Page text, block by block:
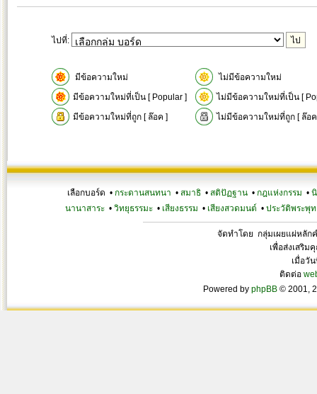
ไปที่:
มีข้อความใหม่
ไม่มีข้อความใหม่
มีข้อความใหม่ที่เป็น [ Popular ]
ไม่มีข้อความใหม่ที่เป็น [
มีข้อความใหม่ที่ถูก [ ล๊อค ]
ไม่มีข้อความใหม่ที่ถูก [ ล๊อ
เลือกบอร์ด • กระดานสนทนา • สมาธิ • สติปัฏฐาน • กฎแห่งกรรม •
นานาสาระ• วิทยุธรรมะ• เสียงธรรม • เสียงสวดมนต์ • ประวัติพระพุท
จัดทำโดย กลุ่มเผยแผ่หลัก
เพื่อส่งเสริม
เมื่อวั
ติดต่อ
Powered by phpBB © 2001,